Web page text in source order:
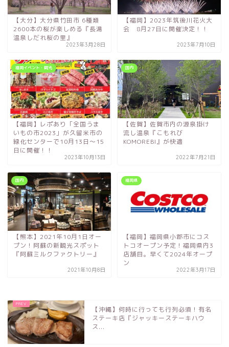
【大分】大分県竹田市 6種類
2600本の桜が楽しめる『長湯
温泉しだれ桜の里』
2023年3月28日
【福岡】2023年筑後川花火大
会 8月27日に開催決定！！
2023年7月10日
福岡イベント・観光
【福岡】レポあり「全国うま
いもの市2023」が久留米市の
緑化センターで10月13日～15
日に開催！！
2023年10月13日
国内
【佐賀】佐賀市内の源泉掛け
流し温泉『こもれび
KOMOREBI』が快適
2022年7月21日
国内
【熊本】2021年10月1日オー
プン！阿蘇の新観光スポット
『阿蘇ミルクファクトリー』
2021年10月8日
福岡県
【福岡】福岡県小郡市にコス
トコオープン予定！福岡県内3
店舗目。早くて2024年オープ
ン
2022年3月17日
【沖縄】何時に行っても行列必須！有名
ステーキ店『ジャッキーステーキハウ
ス...